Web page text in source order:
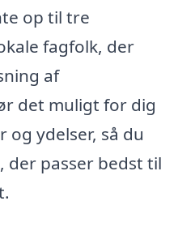
op til tre
fagfolk, der
af
det muligt for dig
og ydelser, så du
der passer bedst til